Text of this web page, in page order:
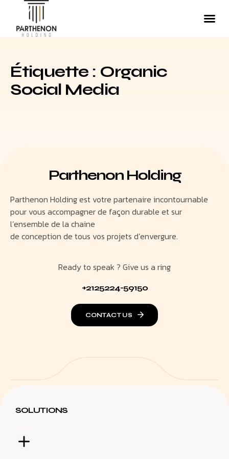
Étiquette : Organic
Social Media
Parthenon Holding
Parthenon Holding est votre partenaire incontournable
pour vous accompagner de façon durable et sur
l’ensemble de la chaine
de conception de tous vos projets d’envergure.
Ready to speak ? Give us a ring
+2125224-59150
CONTACT US
SOLUTIONS